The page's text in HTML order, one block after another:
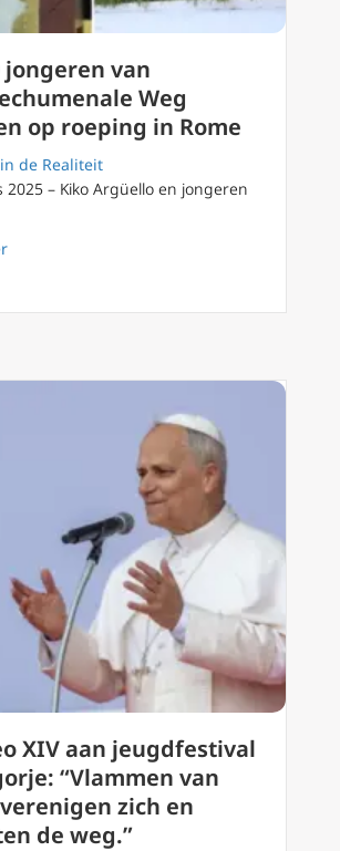
jongeren van
Weg
op roeping in Rome
de Realiteit
– Kiko Argüello en jongeren
about 120.000 jongeren van
XIV aan jeugdfestival
“Vlammen van
zich en
de weg.”